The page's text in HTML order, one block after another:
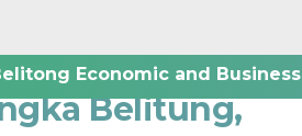
Economic and Business
Belitung,